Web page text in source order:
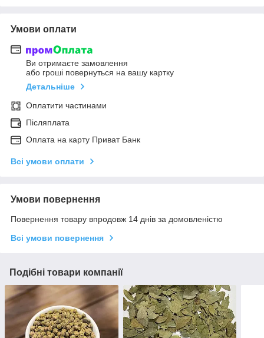
Умови оплати
Ви отримаєте замовлення
або гроші повернуться на вашу картку
Детальніше
Оплатити частинами
Післяплата
Оплата на карту Приват Банк
Всі умови оплати
Умови повернення
Повернення товару впродовж 14 днів за домовленістю
Всі умови повернення
Подібні товари компанії